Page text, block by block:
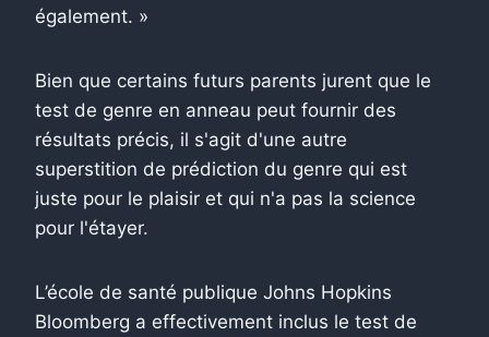
également. »
Bien que certains futurs parents jurent que le
test de genre en anneau peut fournir des
résultats précis, il s'agit d'une autre
superstition de prédiction du genre qui est
juste pour le plaisir et qui n'a pas la science
pour l'étayer.
L’école de santé publique Johns Hopkins
Bloomberg a effectivement inclus le test de